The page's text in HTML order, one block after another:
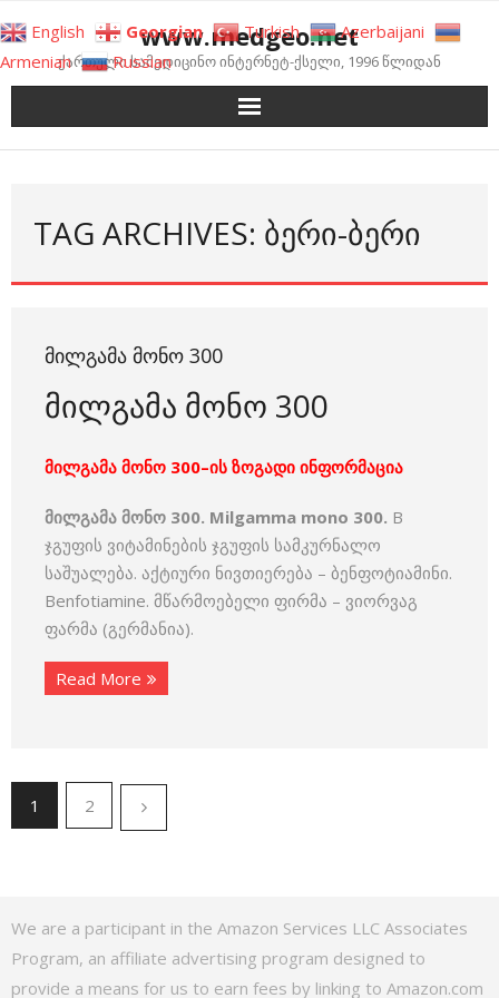
to
content
www.medgeo.net
ქართული სამედიცინო ინტერნეტ-ქსელი, 1996 წლიდან
TAG ARCHIVES: ᲑᲔᲠᲘ-ᲑᲔᲠᲘ
ᲛᲘᲚᲒᲐᲛᲐ ᲛᲝᲜᲝ 300
მილგამა მონო 300
მილგამა მონო 300–ის ზოგადი ინფორმაცია
მილგამა მონო 300. Milgamma mono 300. B
ჯგუფის ვიტამინების ჯგუფის სამკურნალო
საშუალება. აქტიური ნივთიერება – ბენფოტიამინი.
Benfotiamine. მწარმოებელი ფირმა – ვიორვაგ
ფარმა (გერმანია).
Read More
1 2
We are a participant in the Amazon Services LLC Associates
Program, an affiliate advertising program designed to
provide a means for us to earn fees by linking to Amazon.com
English Georgian Turkish
Azerbaijani
Armenian
Russian